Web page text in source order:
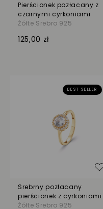
Pierścionek pozłacany z
czarnymi cyrkoniami
Żółte Srebro 925
125,00 zł
BEST SELLER
Srebrny pozłacany
pierścionek z cyrkoniami
Żółte Srebro 925